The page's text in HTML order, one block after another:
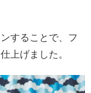
することで、フ
上げました。